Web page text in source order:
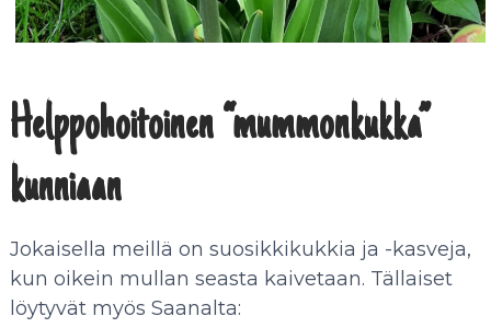
Helppohoitoinen “mummonkukka”
kunniaan
Jokaisella meillä on suosikkikukkia ja -kasveja,
kun oikein mullan seasta kaivetaan. Tällaiset
löytyvät myös Saanalta: